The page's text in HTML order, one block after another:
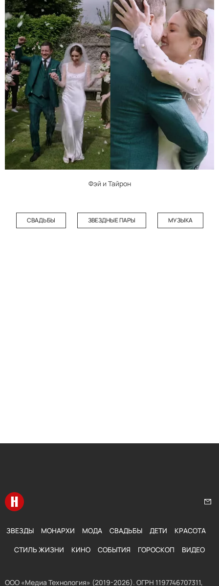
Фэй и Тайрон
СВАДЬБЫ ЗВЕЗДНЫЕ ПАРЫ МУЗЫКА
Перейти на главную
ЗВЕЗДЫ МОНАРХИ МОДА СВАДЬБЫ ДЕТИ КРАСОТА
СТИЛЬ ЖИЗНИ КИНО СОБЫТИЯ ГОРОСКОП ВИДЕО
ООО «Медиа Технология» (2019-2026). ОГРН 1197746707311,